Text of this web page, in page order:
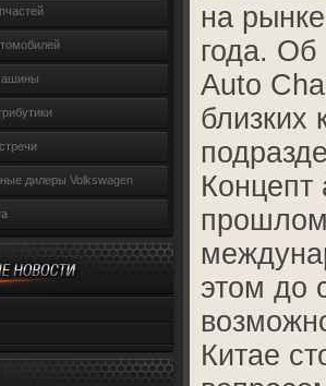
дилеры Volkswagen
на
года. Об
Auto
близких
Концепт
этом до
Китае